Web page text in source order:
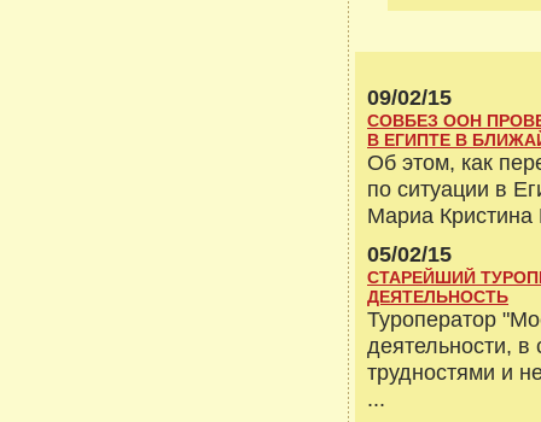
09/02/15
СОВБЕЗ ООН
В ЕГИПТЕ В
Об этом, как
по ситуации в
Мариа
05/02/15
СТАРЕЙШИЙ
ДЕЯТЕЛЬНОСТЬ
Туроператор
деятельности,
трудностями и
...